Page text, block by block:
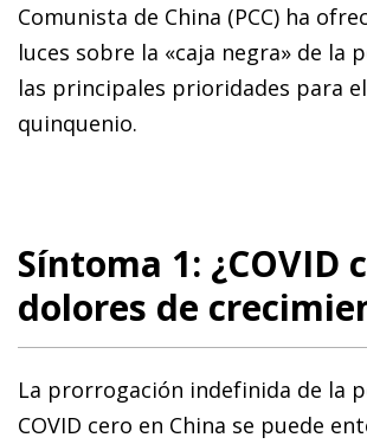
Comunista de China (PCC) ha
luces sobre la «caja negra» de la
las principales prioridades para
quinquenio.
Síntoma 1: ¿COVID
dolores de
La prorrogación indefinida de la
COVID cero en China se puede